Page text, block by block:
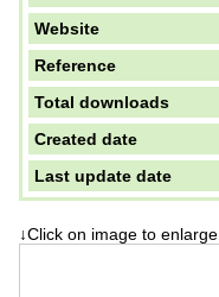
Website
Reference
Total downloads
Created date
Last update date
↓Click on image to enlarge